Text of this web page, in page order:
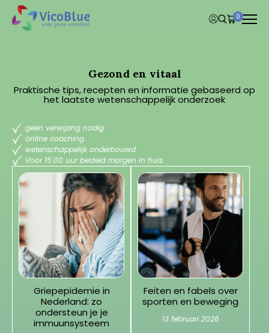
0
Gezond en vitaal
Praktische tips, recepten en informatie gebaseerd op
het laatste wetenschappelijk onderzoek
geen verwijzing nodig
online coaching
wetenschappelijk onderbouwd
Voor 15:00 uur besteld morgen in huis
Griepepidemie in
Nederland: zo
ondersteun je je
immuunsysteem
Feiten en fabels over
sporten en beweging
13 februari 2026